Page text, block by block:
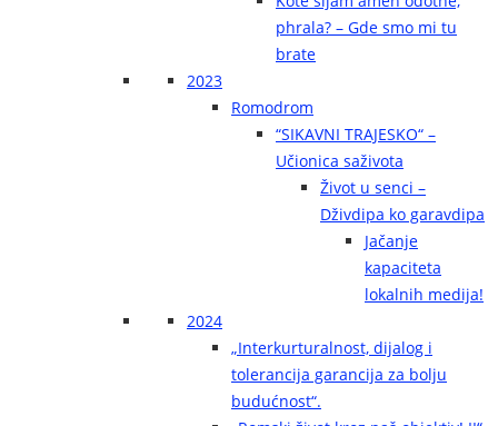
phrala? – Gde smo mi tu
brate
2023
Romodrom
“SIKAVNI TRAJESKO“ –
Učionica saživota
Život u senci –
Dživdipa ko garavdipa
Jačanje
kapaciteta
lokalnih medija!
2024
„Interkurturalnost, dijalog i
tolerancija garancija za bolju
budućnost“.